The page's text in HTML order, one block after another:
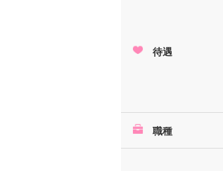
待遇
職種